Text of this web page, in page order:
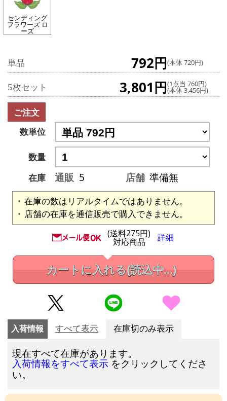
センディング
フラワーズ ロ
ーズ
単品 792円(本体 720円)
5枚セット 3,801円(1点当 760円)
(本体 3,456円)
ご注文
数単位
数量
在庫
通販 5 店舗 準備無
在庫の数はリアルタイムではありません。
店舗の在庫を通信販売で購入できません。
(送料275円)
対応商品 詳細
カートに入れる(読込中...)
入荷情報 すべて表示 在庫切のみ表示
現在すべて在庫があります。
入荷情報をすべて表示 をクリックしてくださ
い。